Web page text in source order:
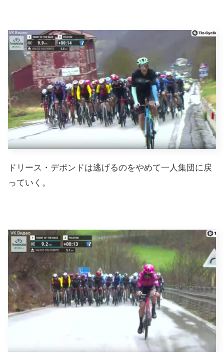
ドリース・デポンドは逃げるのをやめて一人集団に戻
っていく。